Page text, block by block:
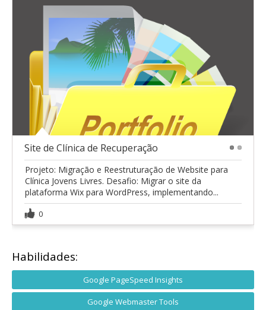
Site de Clínica de Recuperação
Projeto: Migração e Reestruturação de Website para
Clínica Jovens Livres. Desafio: Migrar o site da
plataforma Wix para WordPress, implementando...
0
Habilidades:
Google PageSpeed Insights
Google Webmaster Tools